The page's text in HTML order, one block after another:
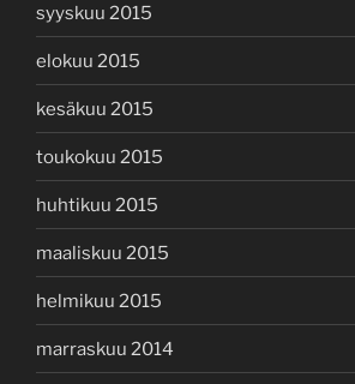
syyskuu 2015
elokuu 2015
kesäkuu 2015
toukokuu 2015
huhtikuu 2015
maaliskuu 2015
helmikuu 2015
marraskuu 2014